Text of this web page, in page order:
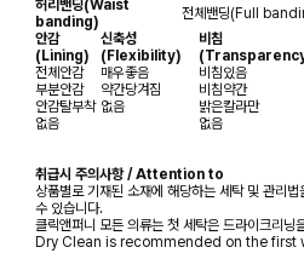
허리밴딩(Waist
banding)
전체밴딩(Full
안감
(Lining)
신축성
(Flexibility)
비침
전체안감
매우좋음 비침있음
부분안감
약간당겨짐 비침약간
안감탈부착 없음 밝은칼라만
없음
없음
취급시 주의사항 / Attention to
상품별로 기재된 소재에 해당하는 세탁 및 관리
수 있습니다.
클릭앤퍼니 모든 의류는 첫 세탁은 드라이크리닝
Dry Clean is recommended on the first